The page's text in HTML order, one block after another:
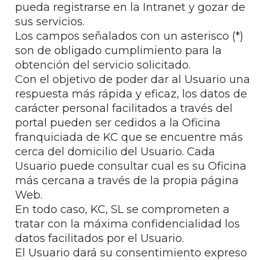
pueda registrarse en la Intranet y gozar de
sus servicios.
Los campos señalados con un asterisco (*)
son de obligado cumplimiento para la
obtención del servicio solicitado.
Con el objetivo de poder dar al Usuario una
respuesta más rápida y eficaz, los datos de
carácter personal facilitados a través del
portal pueden ser cedidos a la Oficina
franquiciada de KC que se encuentre más
cerca del domicilio del Usuario. Cada
Usuario puede consultar cual es su Oficina
más cercana a través de la propia página
Web.
En todo caso, KC, SL se comprometen a
tratar con la máxima confidencialidad los
datos facilitados por el Usuario.
El Usuario dará su consentimiento expreso